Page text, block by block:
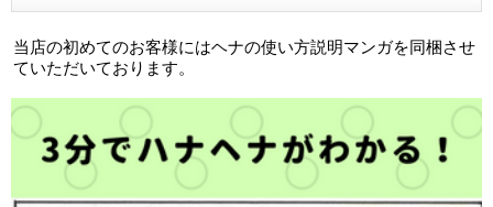
当店の初めてのお客様にはヘナの使い方説明マンガを同梱させ
ていただいております。